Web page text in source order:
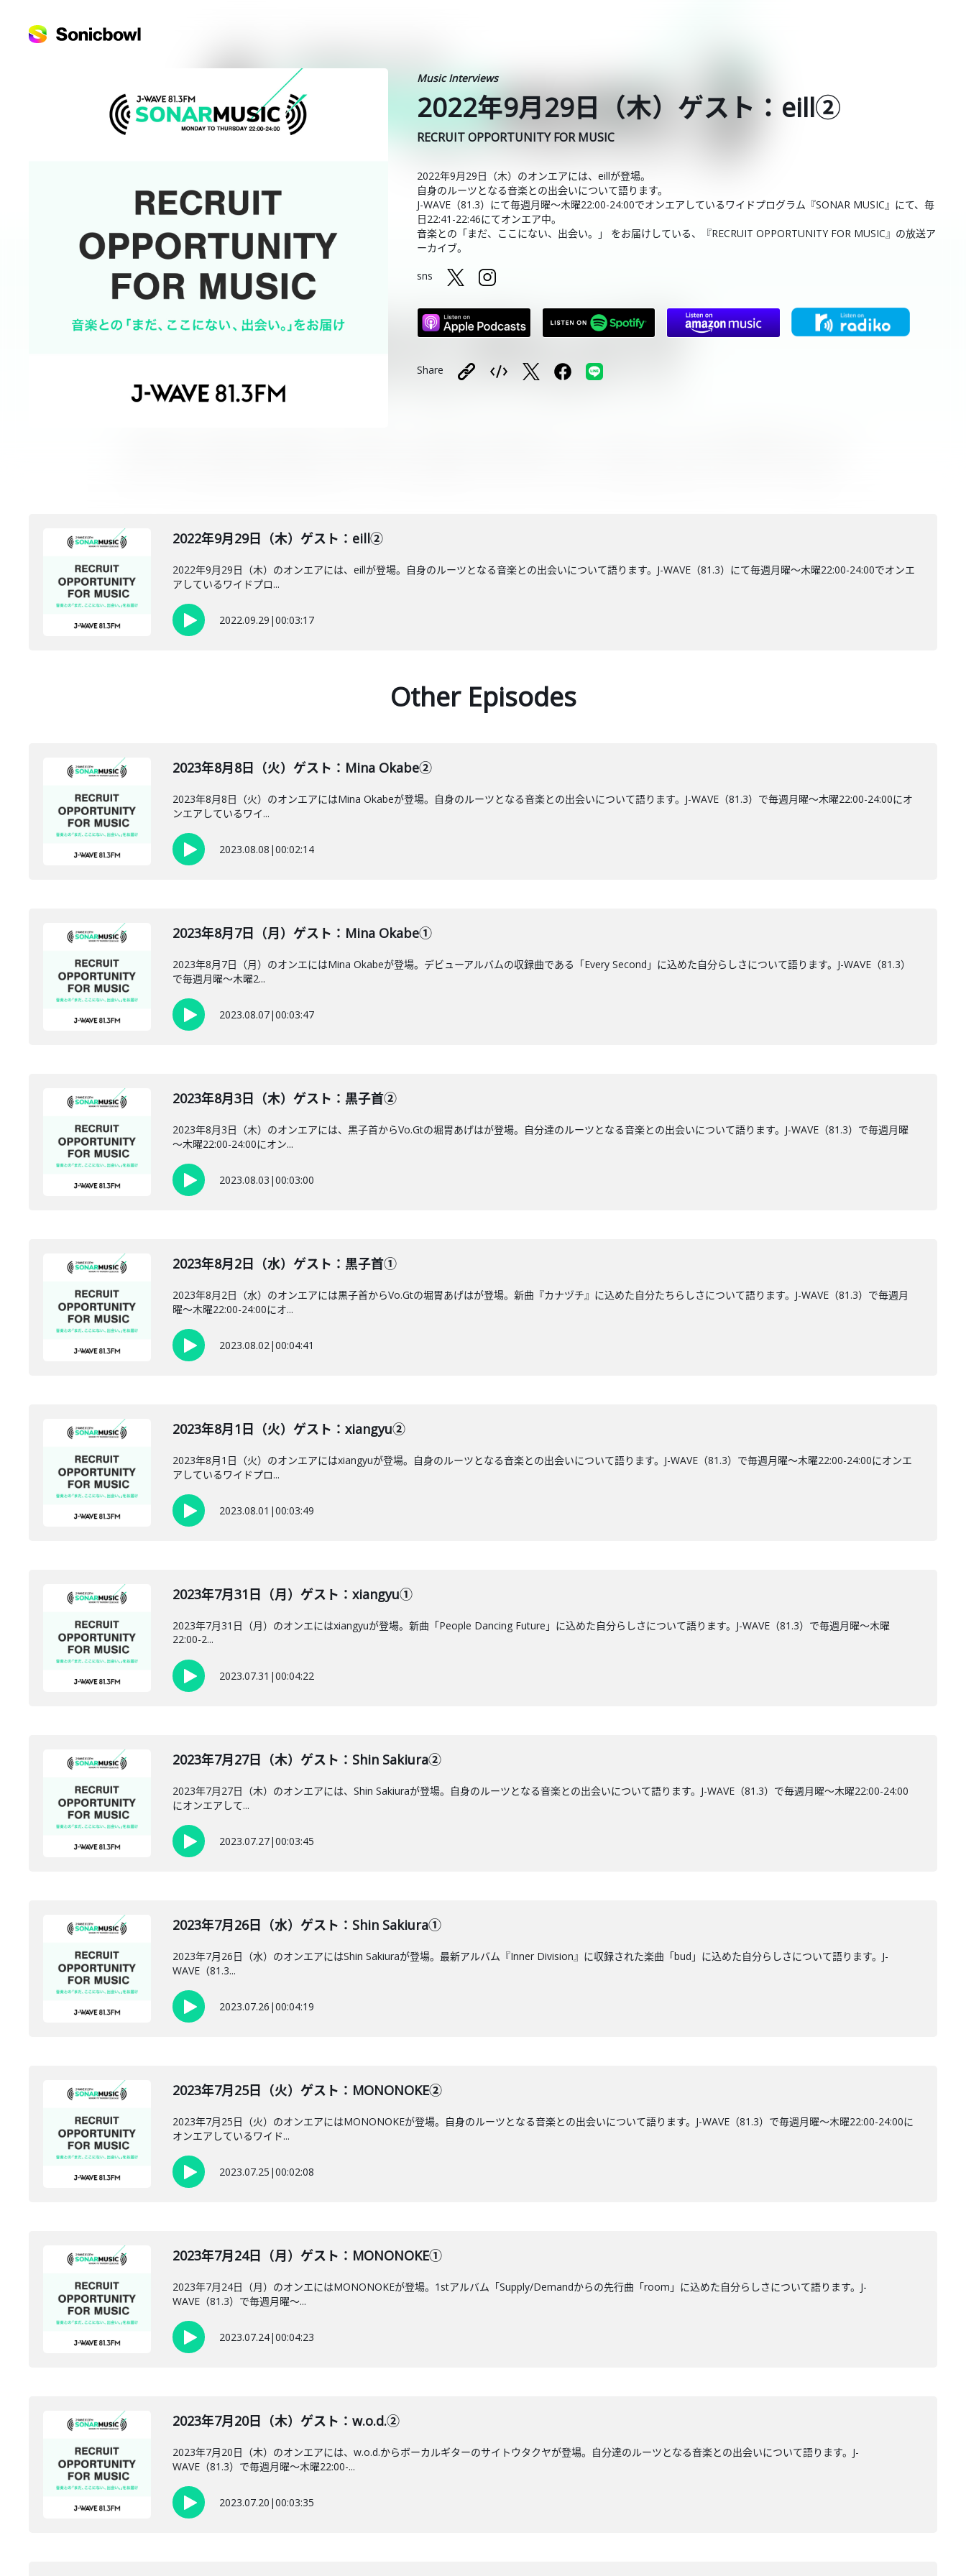
Music Interviews
2022年9月29日（木）ゲスト：eill②
RECRUIT OPPORTUNITY FOR MUSIC
2022年9月29日（木）のオンエアには、eillが登場。
自身のルーツとなる音楽との出会いについて語ります。
J-WAVE（81.3）にて毎週月曜～木曜22:00-24:00でオンエアしているワイドプログラム『SONAR MUSIC』にて、毎
日22:41-22:46にてオンエア中。
音楽との「まだ、ここにない、出会い。」 をお届けしている、『RECRUIT OPPORTUNITY FOR MUSIC』の放送ア
ーカイブ。
sns
Share
2022年9月29日（木）ゲスト：eill②
2022年9月29日（木）のオンエアには、eillが登場。自身のルーツとなる音楽との出会いについて語ります。J-WAVE（81.3）にて毎週月曜～木曜22:00-24:00でオンエ
アしているワイドプロ...
2022.09.29 |00:03:17
Other Episodes
2023年8月8日（火）ゲスト：Mina Okabe②
2023年8月8日（火）のオンエアにはMina Okabeが登場。自身のルーツとなる音楽との出会いについて語ります。J-WAVE（81.3）で毎週月曜～木曜22:00-24:00にオ
ンエアしているワイ...
2023.08.08 |00:02:14
2023年8月7日（月）ゲスト：Mina Okabe①
2023年8月7日（月）のオンエにはMina Okabeが登場。デビューアルバムの収録曲である「Every Second」に込めた自分らしさについて語ります。J-WAVE（81.3）
で毎週月曜～木曜2...
2023.08.07|00:03:47
2023年8月3日（木）ゲスト：黒子首②
2023年8月3日（木）のオンエアには、黒子首からVo.Gtの堀胃あげはが登場。自分達のルーツとなる音楽との出会いについて語ります。J-WAVE（81.3）で毎週月曜
～木曜22:00-24:00にオン...
2023.08.03 |00:03:00
2023年8月2日（水）ゲスト：黒子首①
2023年8月2日（水）のオンエアには黒子首からVo.Gtの堀胃あげはが登場。新曲『カナヅチ』に込めた自分たちらしさについて語ります。J-WAVE（81.3）で毎週月
曜～木曜22:00-24:00にオ...
2023.08.02|00:04:41
2023年8月1日（火）ゲスト：xiangyu②
2023年8月1日（火）のオンエアにはxiangyuが登場。自身のルーツとなる音楽との出会いについて語ります。J-WAVE（81.3）で毎週月曜～木曜22:00-24:00にオンエ
アしているワイドプロ...
2023.08.01 |00:03:49
2023年7月31日（月）ゲスト：xiangyu①
2023年7月31日（月）のオンエにはxiangyuが登場。新曲「People Dancing Future」に込めた自分らしさについて語ります。J-WAVE（81.3）で毎週月曜～木曜
22:00-2...
2023.07.31 |00:04:22
2023年7月27日（木）ゲスト：Shin Sakiura②
2023年7月27日（木）のオンエアには、Shin Sakiuraが登場。自身のルーツとなる音楽との出会いについて語ります。J-WAVE（81.3）で毎週月曜～木曜22:00-24:00
にオンエアして...
2023.07.27|00:03:45
2023年7月26日（水）ゲスト：Shin Sakiura①
2023年7月26日（水）のオンエアにはShin Sakiuraが登場。最新アルバム『Inner Division』に収録された楽曲「bud」に込めた自分らしさについて語ります。J-
WAVE（81.3...
2023.07.26 |00:04:19
2023年7月25日（火）ゲスト：MONONOKE②
2023年7月25日（火）のオンエアにはMONONOKEが登場。自身のルーツとなる音楽との出会いについて語ります。J-WAVE（81.3）で毎週月曜～木曜22:00-24:00に
オンエアしているワイド...
2023.07.25 |00:02:08
2023年7月24日（月）ゲスト：MONONOKE①
2023年7月24日（月）のオンエにはMONONOKEが登場。1stアルバム「Supply/Demandからの先行曲「room」に込めた自分らしさについて語ります。J-
WAVE（81.3）で毎週月曜～...
2023.07.24|00:04:23
2023年7月20日（木）ゲスト：w.o.d.②
2023年7月20日（木）のオンエアには、w.o.d.からボーカルギターのサイトウタクヤが登場。自分達のルーツとなる音楽との出会いについて語ります。J-
WAVE（81.3）で毎週月曜～木曜22:00-...
2023.07.20 |00:03:35